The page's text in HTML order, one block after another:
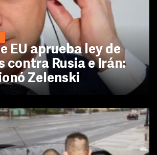
EU aprueba ley de
contra Rusia e Irán:
Zelenski